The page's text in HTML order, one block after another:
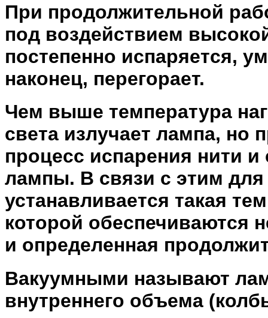
При продолжительной
под воздействием
постепенно испаряется,
наконец, перегорает.
Чем выше температура
света излучает лампа, но
процесс испарения нити
лампы. В связи с этим
устанавливается такая
которой обеспечиваются
и определенная
Вакуумными называют
внутреннего объема